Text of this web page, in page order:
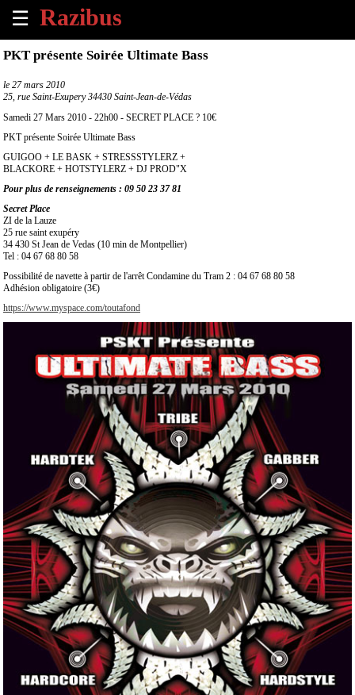
☰
×
Tous
évènements
à
venir
Annoncer
un
évènement
Contact
À
PKT présente Soirée Ultimate Bass
le 27 mars 2010
25, rue Saint-Exupery 34430 Saint-Jean-de-Védas
Samedi 27 Mars 2010 - 22h00 - SECRET PLACE ? 10€
PKT présente Soirée Ultimate Bass
GUIGOO + LE BASK + STRESSSTYLERZ +
BLACKORE + HOTSTYLERZ + DJ PROD"X
Pour plus de renseignements : 09 50 23 37 81
Secret Place
ZI de la Lauze
25 rue saint exupéry
34 430 St Jean de Vedas (10 min de Montpellier)
Tel : 04 67 68 80 58
Possibilité de navette à partir de l'arrêt Condamine du Tram 2 : 04 67 68 80 58
Adhésion obligatoire (3€)
https://www.myspace.com/toutafond